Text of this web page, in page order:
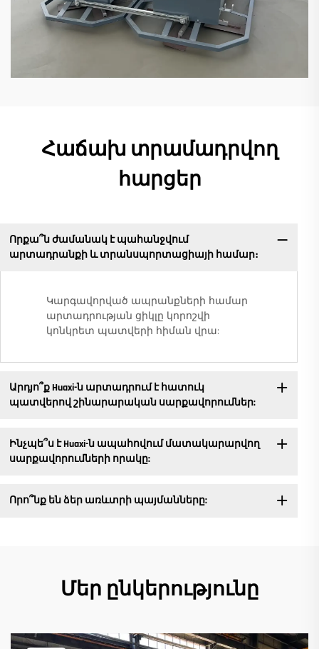
Հաճախ տրամադրվող
հարցեր
Որքա՞ն ժամանակ է պահանջվում
արտադրանքի և տրանսպորտացիայի համար։
Կարգավորված ապրանքների համար
արտադրության ցիկլը կորոշվի
կոնկրետ պատվերի հիման վրա:
Արդյո՞ք Huaxi-ն արտադրում է հատուկ
պատվերով շինարարական սարքավորումներ:
Ինչպե՞ս է Huaxi-ն ապահովում մատակարարվող
սարքավորումների որակը:
Որո՞նք են ձեր առևտրի պայմանները:
Մեր ընկերությունը